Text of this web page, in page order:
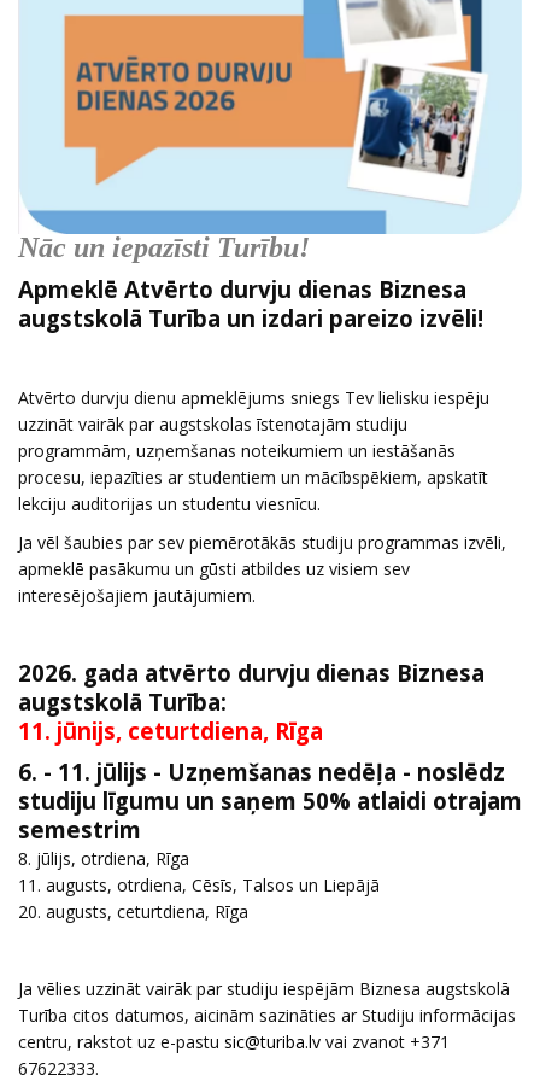
Nāc un iepazīsti Turību!
Apmeklē Atvērto durvju dienas Biznesa
augstskolā Turība un izdari pareizo izvēli!
Atvērto durvju dienu apmeklējums sniegs Tev lielisku iespēju
uzzināt vairāk par augstskolas īstenotajām studiju
programmām, uzņemšanas noteikumiem un iestāšanās
procesu, iepazīties ar studentiem un mācībspēkiem, apskatīt
lekciju auditorijas un studentu viesnīcu.
Ja vēl šaubies par sev piemērotākās studiju programmas izvēli,
apmeklē pasākumu un gūsti atbildes uz visiem sev
interesējošajiem jautājumiem.
2026. gada atvērto durvju dienas Biznesa
augstskolā Turība:
11. jūnijs, ceturtdiena, Rīga
6. - 11. jūlijs - Uzņemšanas nedēļa - noslēdz
studiju līgumu un saņem 50% atlaidi otrajam
semestrim
8. jūlijs, otrdiena, Rīga
11. augusts, otrdiena, Cēsīs, Talsos un Liepājā
20. augusts, ceturtdiena, Rīga
Ja vēlies uzzināt vairāk par studiju iespējām Biznesa augstskolā
Turība citos datumos, aicinām sazināties ar Studiju informācijas
centru, rakstot uz e-pastu
vai zvanot +371
67622333.